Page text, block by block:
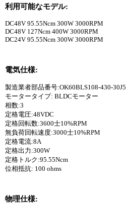
利用可能なモデル:
DC48V 95.55Ncm 300W 3000RPM
DC48V 127Ncm 400W 3000RPM
DC24V 95.55Ncm 300W 3000RPM
電気仕様:
製造業者部品番号:OK60BLS108-430-30J5
モータータイプ: BLDCモーター
相数:3
定格電圧:48VDC
定格回転数:3600士10%RPM
無負荷回転速度:3000士10%RPM
定格電流:8A
定格出力:300W
定格トルク:95.55Ncm
位相抵抗: 100 ohms
物理仕様: